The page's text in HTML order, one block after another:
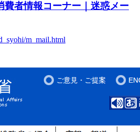
費者情報コーナー｜迷惑メー
m_mail.html